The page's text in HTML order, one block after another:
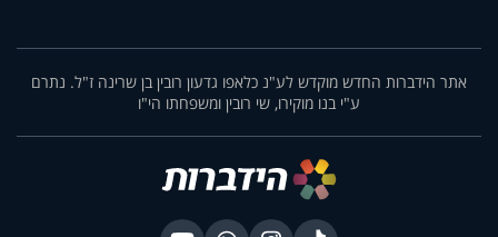
אתר הידברות החדש מוקדש לע"נ כלאפו גדעון רובין בן שרינה ז"ל. נתרם
ע"י בנו מוקירו, שי רובין ומשפחתו הי"ו